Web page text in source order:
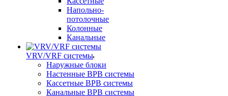
Напольно-
потолочные
Колонные
Канальные
VRV/VRF системы
Наружные блоки
Настенные ВРВ системы
Кассетные ВРВ системы
Канальные ВРВ системы